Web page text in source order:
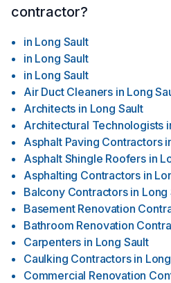
contractor?
in Long Sault
in Long Sault
in Long Sault
Air Duct Cleaners in Long
Architects in Long Sault
Architectural Technologists
Asphalt Paving Contractors
Asphalt Shingle Roofers in
Asphalting Contractors in
Balcony Contractors in Long
Basement Renovation
Bathroom Renovation
Carpenters in Long Sault
Caulking Contractors in
Commercial Renovation